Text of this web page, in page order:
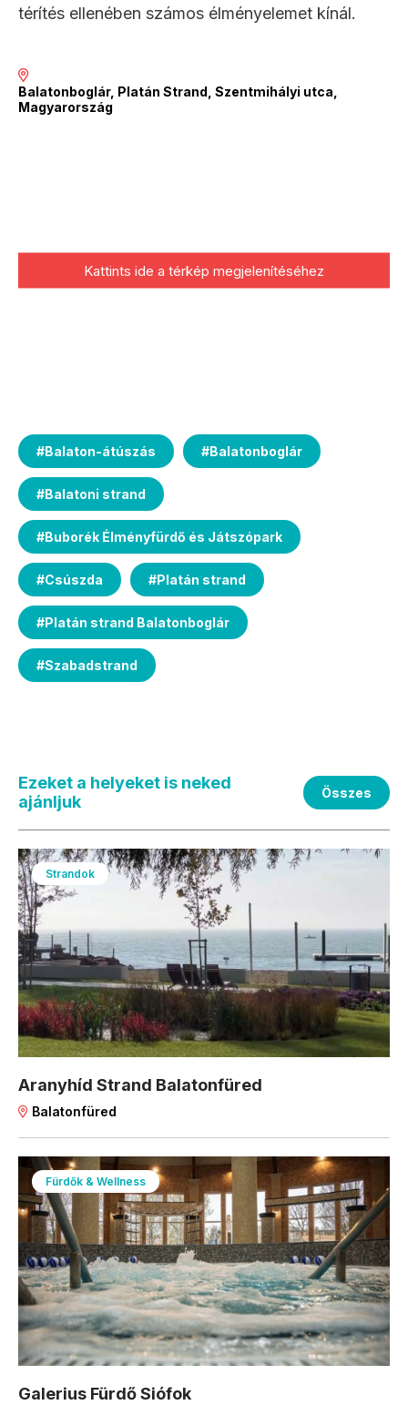
térítés ellenében számos élményelemet kínál.
Balatonboglár, Platán Strand, Szentmihályi utca,
Magyarország
Kattints ide a térkép megjelenítéséhez
#Balaton-átúszás #Balatonboglár
#Balatoni strand
#Buborék Élményfürdő és Játszópark
#Csúszda #Platán strand
#Platán strand Balatonboglár
#Szabadstrand
Ezeket a helyeket is neked
ajánljuk
Összes
Strandok
Aranyhíd Strand Balatonfüred
Balatonfüred
Fürdők & Wellness
Galerius Fürdő Siófok